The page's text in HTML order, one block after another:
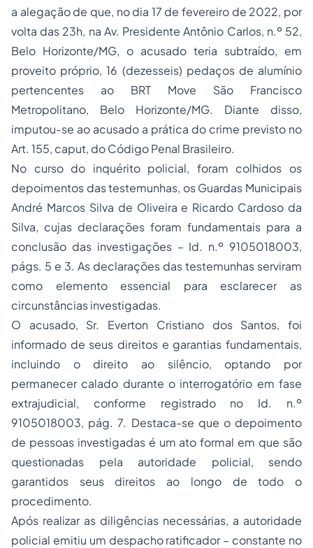
a alegação de que, no dia 17 de fevereiro de 2022, por
volta das 23h, na Av. Presidente Antônio Carlos, n.º 52,
Belo Horizonte/MG, o acusado teria subtraído, em
proveito próprio, 16 (dezesseis) pedaços de alumínio
pertencentes ao BRT Move São Francisco
Metropolitano, Belo Horizonte/MG. Diante disso,
imputou-se ao acusado a prática do crime previsto no
Art. 155, caput, do Código Penal Brasileiro.
No curso do inquérito policial, foram colhidos os
depoimentos das testemunhas, os Guardas Municipais
André Marcos Silva de Oliveira e Ricardo Cardoso da
Silva, cujas declarações foram fundamentais para a
conclusão das investigações – Id. n.º 9105018003,
págs. 5 e 3. As declarações das testemunhas serviram
como elemento essencial para esclarecer as
circunstâncias investigadas.
O acusado, Sr. Everton Cristiano dos Santos, foi
informado de seus direitos e garantias fundamentais,
incluindo o direito ao silêncio, optando por
permanecer calado durante o interrogatório em fase
extrajudicial, conforme registrado no Id. n.º
9105018003, pág. 7. Destaca-se que o depoimento
de pessoas investigadas é um ato formal em que são
questionadas pela autoridade policial, sendo
garantidos seus direitos ao longo de todo o
procedimento.
Após realizar as diligências necessárias, a autoridade
policial emitiu um despacho ratificador – constante no